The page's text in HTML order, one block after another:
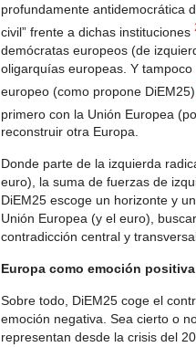
profundamente antidemocrática
civil” frente a dichas instituciones
demócratas europeos (de
oligarquías europeas. Y
europeo (como propone DiEM25)
primero con la Unión Europea
reconstruir otra Europa.
Donde parte de la izquierda
euro), la suma de fuerzas de
DiEM25 escoge un horizonte y
Unión Europea (y el euro),
contradicción central y
Europa como emoción positiva
Sobre todo, DiEM25 coge el
emoción negativa. Sea cierto o
representan desde la crisis del